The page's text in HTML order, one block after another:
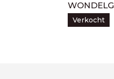
Verkocht